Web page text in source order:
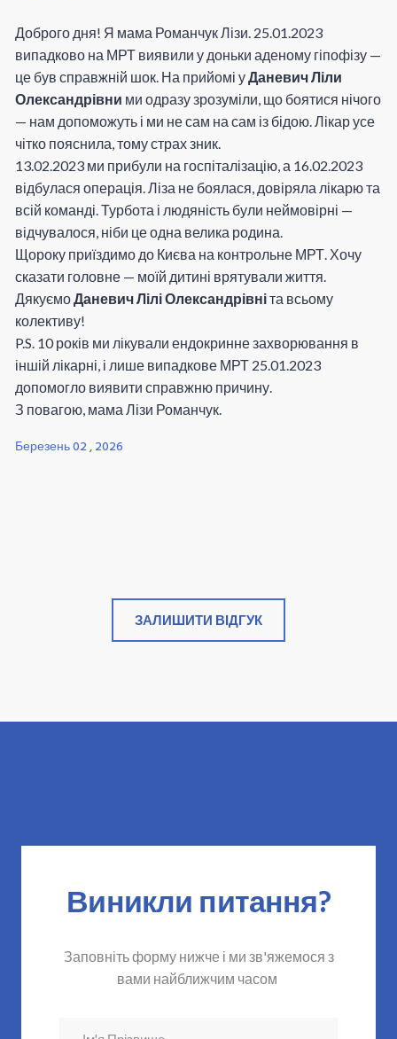
Доброго дня! Я мама Романчук Лізи. 25.01.2023
випадково на МРТ виявили у доньки аденому гіпофізу —
це був справжній шок. На прийомі у Даневич Ліли
Олександрівни ми одразу зрозуміли, що боятися нічого
— нам допоможуть і ми не сам на сам із бідою. Лікар усе
чітко пояснила, тому страх зник.
13.02.2023 ми прибули на госпіталізацію, а 16.02.2023
відбулася операція. Ліза не боялася, довіряла лікарю та
всій команді. Турбота і людяність були неймовірні —
відчувалося, ніби це одна велика родина.
Щороку приїздимо до Києва на контрольне МРТ. Хочу
сказати головне — моїй дитині врятували життя.
Дякуємо Даневич Лілі Олександрівніта всьому
колективу!
P.S. 10 років ми лікували ендокринне захворювання в
іншій лікарні, і лише випадкове МРТ 25.01.2023
допомогло виявити справжню причину.
З повагою, мама Лізи Романчук.
Березень 02 , 2026
ЗАЛИШИТИ ВІДГУК
Виникли питання?
Заповніть форму нижче і ми зв'яжемося з
вами найближчим часом